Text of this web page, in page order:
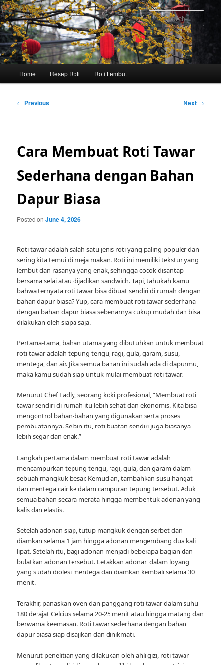
Skip
to
primary
content
Home Resep Roti Roti Lembut
Post
← Previous Next →
Cara Membuat Roti Tawar
Sederhana dengan Bahan
Dapur Biasa
Posted onJune 4, 2026
Roti tawar adalah salah satu jenis roti yang paling populer dan
sering kita temui di meja makan. Roti ini memiliki tekstur yang
lembut dan rasanya yang enak, sehingga cocok disantap
bersama selai atau dijadikan sandwich. Tapi, tahukah kamu
bahwa ternyata roti tawar bisa dibuat sendiri di rumah dengan
bahan dapur biasa? Yup, cara membuat roti tawar sederhana
dengan bahan dapur biasa sebenarnya cukup mudah dan bisa
dilakukan oleh siapa saja.
Pertama-tama, bahan utama yang dibutuhkan untuk membuat
roti tawar adalah tepung terigu, ragi, gula, garam, susu,
mentega, dan air. Jika semua bahan ini sudah ada di dapurmu,
maka kamu sudah siap untuk mulai membuat roti tawar.
Menurut Chef Fadly, seorang koki profesional, “Membuat roti
tawar sendiri di rumah itu lebih sehat dan ekonomis. Kita bisa
mengontrol bahan-bahan yang digunakan serta proses
pembuatannya. Selain itu, roti buatan sendiri juga biasanya
lebih segar dan enak.”
Langkah pertama dalam membuat roti tawar adalah
mencampurkan tepung terigu, ragi, gula, dan garam dalam
sebuah mangkuk besar. Kemudian, tambahkan susu hangat
dan mentega cair ke dalam campuran tepung tersebut. Aduk
semua bahan secara merata hingga membentuk adonan yang
kalis dan elastis.
Setelah adonan siap, tutup mangkuk dengan serbet dan
diamkan selama 1 jam hingga adonan mengembang dua kali
lipat. Setelah itu, bagi adonan menjadi beberapa bagian dan
bulatkan adonan tersebut. Letakkan adonan dalam loyang
yang sudah diolesi mentega dan diamkan kembali selama 30
menit.
Terakhir, panaskan oven dan panggang roti tawar dalam suhu
180 derajat Celcius selama 20-25 menit atau hingga matang dan
berwarna keemasan. Roti tawar sederhana dengan bahan
dapur biasa siap disajikan dan dinikmati.
Menurut penelitian yang dilakukan oleh ahli gizi, roti tawar